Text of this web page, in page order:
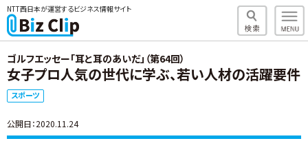
NTT西日本が運営するビジネス情報サイト
ゴルフエッセー「耳と耳のあいだ」（第64回）
女子プロ人気の世代に学ぶ、若い人材の活躍要件
スポーツ
公開日：2020.11.24